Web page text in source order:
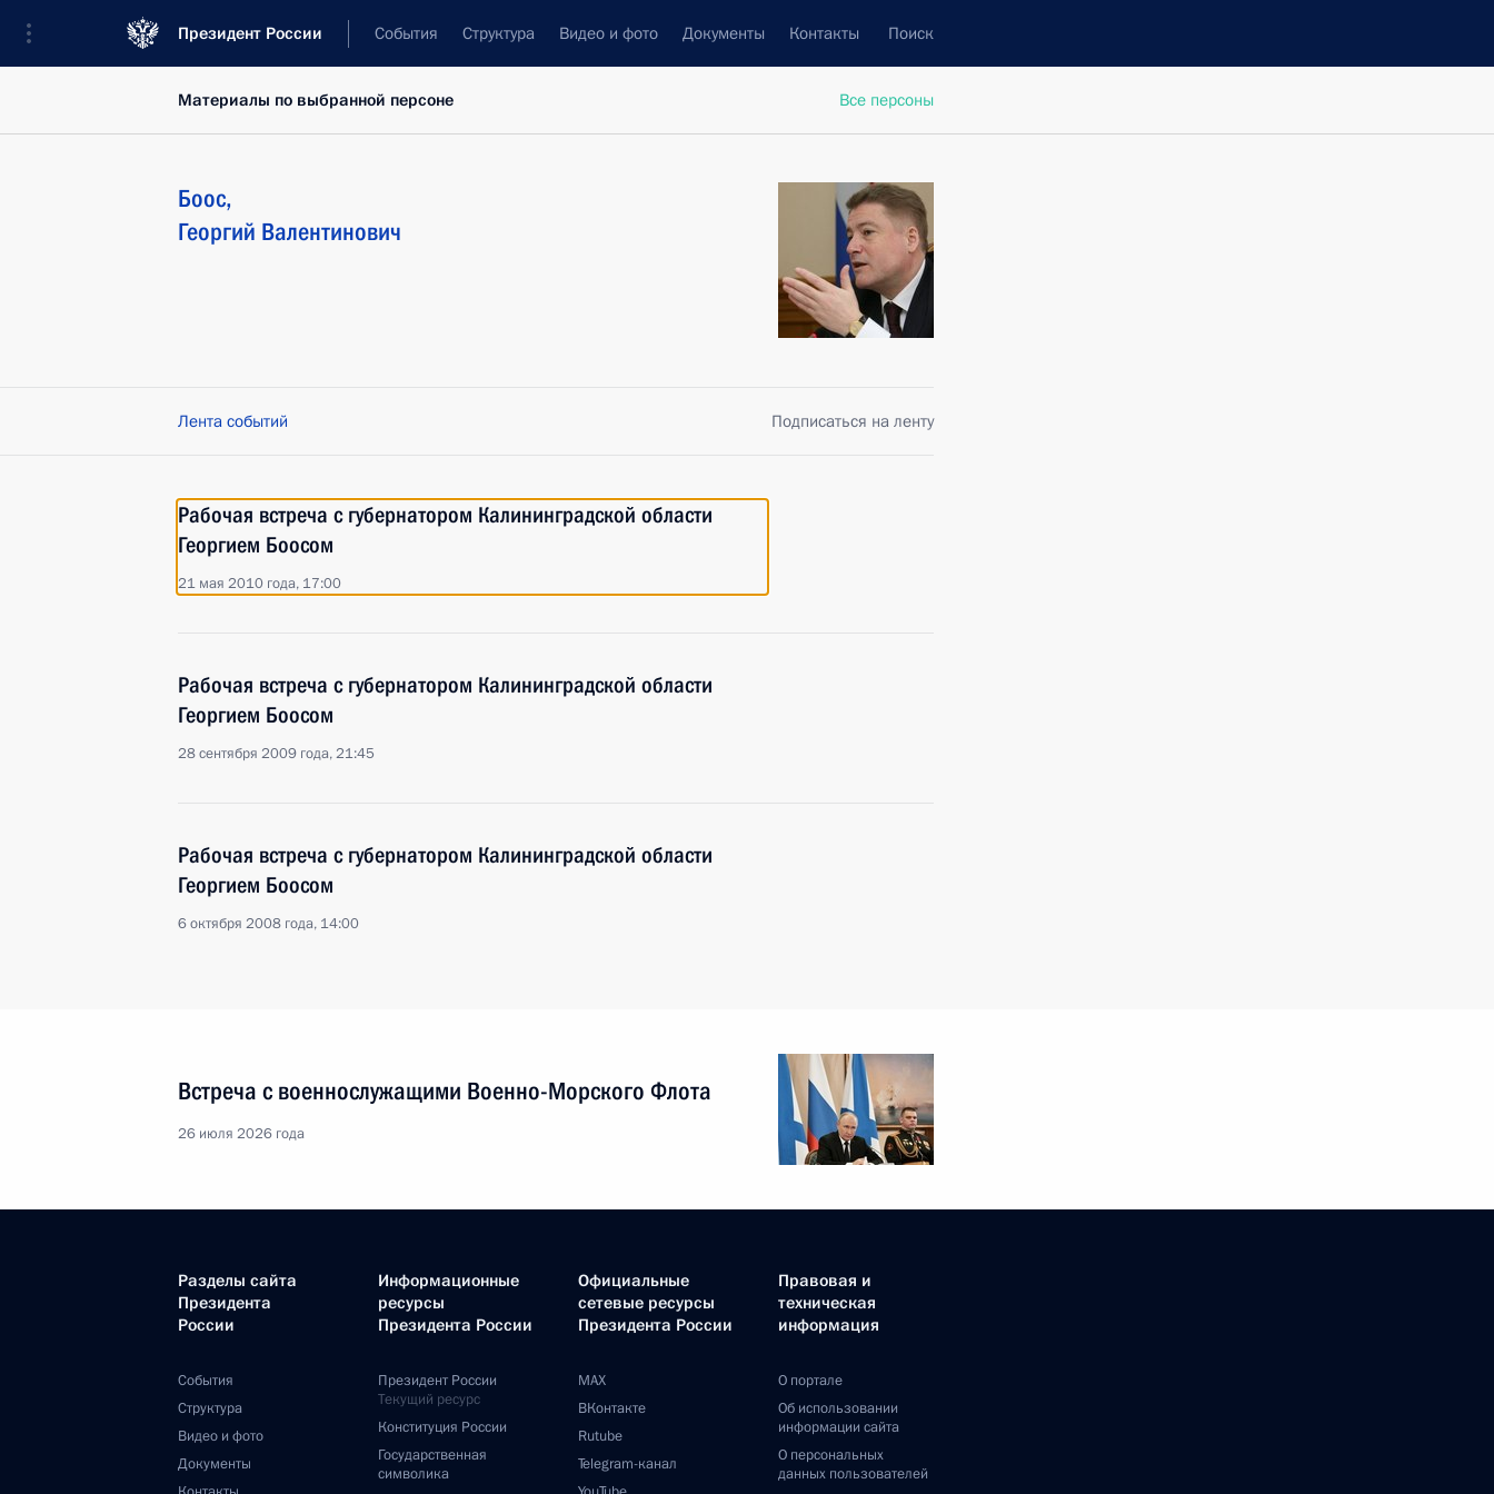
Президент России События Структура Видео и фото Документы Контакты Поиск
Все персоны
Материалы по выбранной персоне
Боос,
Георгий Валентинович
Лента событий Подписаться на ленту
Рабочая встреча с губернатором Калининградской области
Георгием Боосом
21 мая 2010 года, 17:00
Рабочая встреча с губернатором Калининградской области
Георгием Боосом
28 сентября 2009 года, 21:45
Рабочая встреча с губернатором Калининградской области
Георгием Боосом
6 октября 2008 года, 14:00
Встреча с военнослужащими Военно-Морского Флота
26 июля 2026 года
Разделы сайта
Президента
России
События
Структура
Видео и фото
Документы
Информационные
ресурсы
Президента России
Президент России
Текущий ресурс
Конституция России
Государственная
символика
Официальные
сетевые ресурсы
Президента России
MAX
ВКонтакте
Rutube
Telegram-канал
Правовая и
техническая
информация
О портале
Об использовании
информации сайта
О персональных
данных пользователей